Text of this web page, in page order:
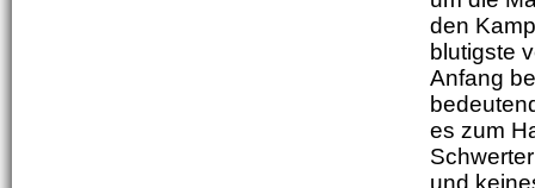
den
blutigste
Anfang
es zum
und